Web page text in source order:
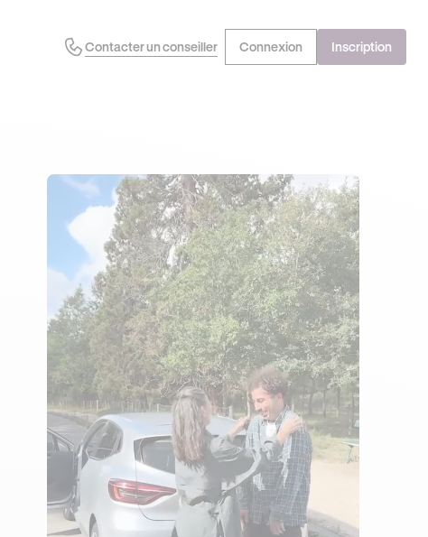
J'EN PROFITE ! DERNIÈRES HEURES
Contacter un conseiller Connexion Inscription